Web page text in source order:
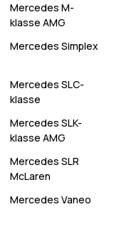
Mercedes M-
klasse AMG
Mercedes Simplex
Mercedes SLC-
klasse
Mercedes SLK-
klasse AMG
Mercedes SLR
McLaren
Mercedes Vaneo